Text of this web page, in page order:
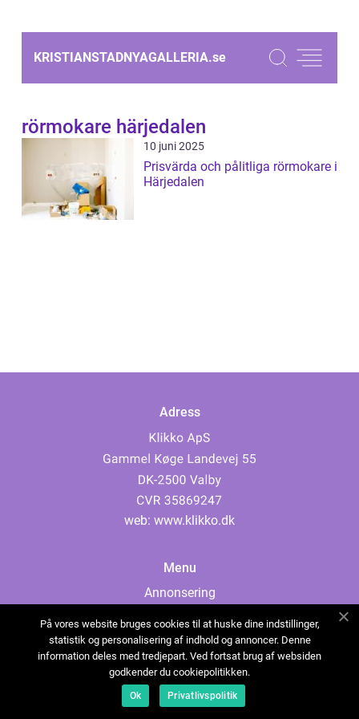
KRISTIANSTADNYAGALLERIA.se
rörmokare härjedalen
10 juni 2025
Prisvärda och pålitliga rörmokare i
Härjedalen
Adress
web: www.klikko.dk
Menu
Annonsering
Cookies
Kontakta oss
Sitemap
På vores website bruges cookies til at huske dine indstillinger,
statistik og personalisering af indhold og annoncer. Denne
information deles med tredjepart. Ved fortsat brug af websiden
godkender du cookiepolitikken.
Ok Privatlivspolitik